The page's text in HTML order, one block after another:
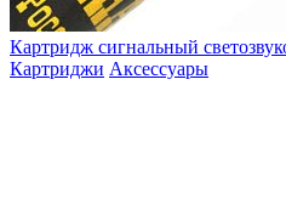
Картридж сигнальный
Картриджи Аксессуары